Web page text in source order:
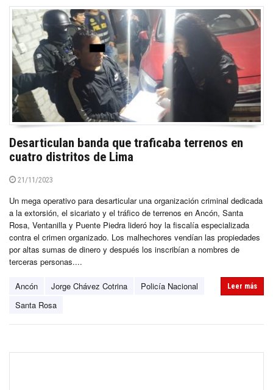
Desarticulan banda que traficaba terrenos en
cuatro distritos de Lima
21/11/2023
Un mega operativo para desarticular una organización criminal dedicada
a la extorsión, el sicariato y el tráfico de terrenos en Ancón, Santa
Rosa, Ventanilla y Puente Piedra lideró hoy la fiscalía especializada
contra el crimen organizado. Los malhechores vendían las propiedades
por altas sumas de dinero y después los inscribían a nombres de
terceras personas....
Ancón Jorge Chávez Cotrina
Policía Nacional
Santa Rosa
Leer más